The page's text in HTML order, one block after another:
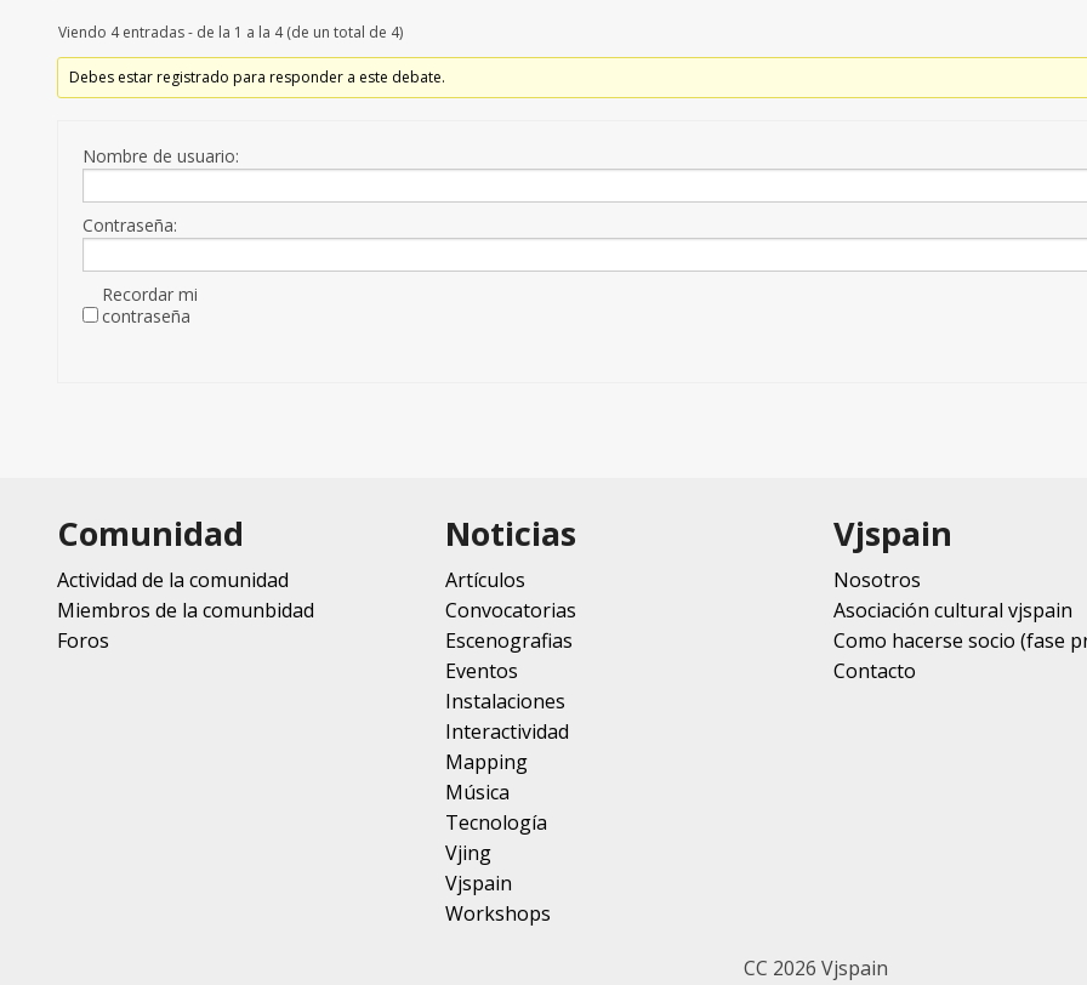
Viendo 4 entradas - de la 1 a la 4 (de un total de 4)
Debes estar registrado para responder a este debate.
Nombre de usuario:
Contraseña:
Recordar mi
contraseña
Comunidad
Actividad de la comunidad
Miembros de la comunbidad
Foros
Noticias
Artículos
Convocatorias
Escenografias
Eventos
Instalaciones
Interactividad
Mapping
Música
Tecnología
Vjing
Vjspain
Workshops
Vjspain
Nosotros
Asociación cultural vjspain
Como hacerse socio (fase
Contacto
CC 2026 Vjspain